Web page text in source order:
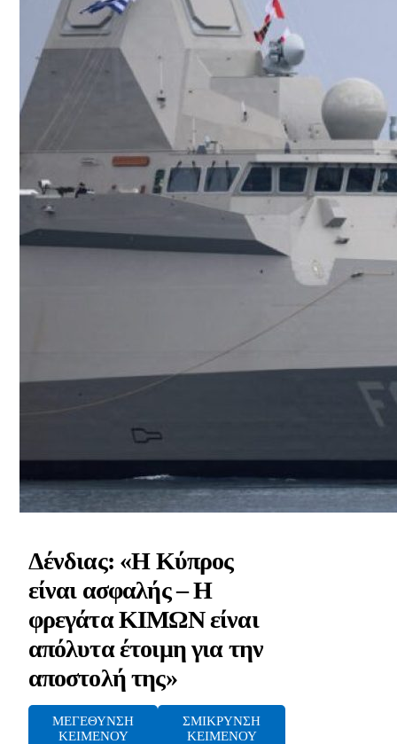
Δένδιας: «Η Κύπρος
είναι ασφαλής – Η
φρεγάτα ΚΙΜΩΝ είναι
απόλυτα έτοιμη για την
αποστολή της»
ΜΕΓΕΘΥΝΣΗ
ΚΕΙΜΕΝΟΥ
ΣΜΙΚΡΥΝΣΗ
ΚΕΙΜΕΝΟΥ